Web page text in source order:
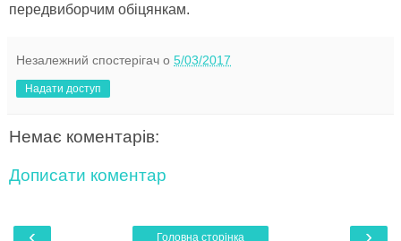
передвиборчим обіцянкам.
Незалежний спостерігач о 5/03/2017
Надати доступ
Немає коментарів:
Дописати коментар
‹ ›
Головна сторінка